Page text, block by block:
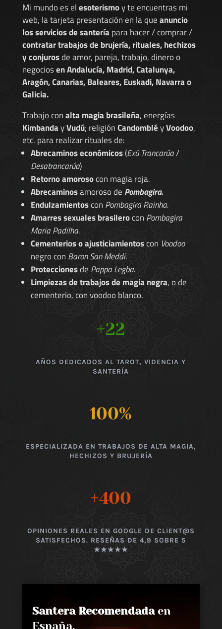
Mi mundo es elesoterismoy te encuentras mi
web, la tarjeta presentación en la queanuncio
los servicios de santería para hacer / comprar /
contratar trabajos de brujería, rituales, hechizos
y conjurosde amor, pareja, trabajo, dinero o
negociosen Andalucía, Madrid, Catalunya,
Aragón, Canarias, Baleares, Euskadi, Navarra o
Galicia.
Trabajo conalta magia brasileña, energías
KimbandayVudú; religiónCandombléyVoodoo,
etc. para realizar rituales de:
Abrecaminos económicos(Exú Trancarúa/
Desatrancarúa)
Retorno amorosocon magia roja.
Abrecaminosamoroso de Pombagira.
Endulzamientoscon Pombagira Rainha.
Amarres sexuales brasilerocon Pombagira
Maria Padilha.
Cementerios o ajusticiamientoscon Voodoo
negro con Baron San Meddi.
Proteccionesde Pappa Legba.
Limpiezas de trabajos de magia negra, o de
cementerio, con voodoo blanco.
+22
AÑOS DEDICADOS AL TAROT, VIDENCIA Y
SANTERÍA
100%
ESPECIALIZADA EN TRABAJOS DE ALTA MAGIA,
HECHIZOS Y BRUJERÍA
+400
OPINIONES REALES EN GOOGLE DE CLIENT@S
SATISFECHOS. RESEÑAS DE 4,9 SOBRE 5
★★★★★
Santera Recomendadaen
España,